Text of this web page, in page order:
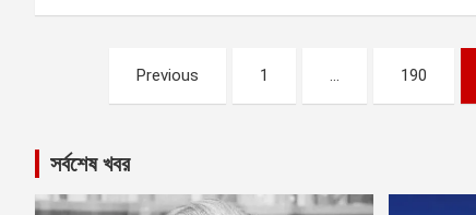
pagination
Previous 1 … 190
সর্বশেষ খবর